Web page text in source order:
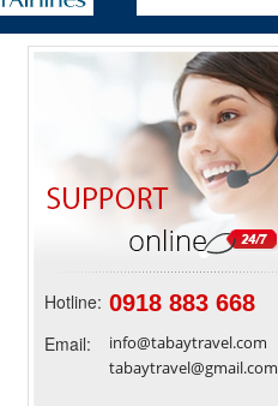
Hotline: 0918 883 668
Email:
info@tabaytravel.com
tabaytravel@gmail.com